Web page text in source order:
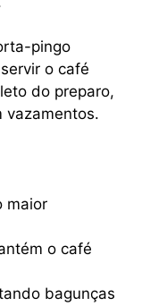
pingo
o café
do preparo,
vazamentos.
maior
o café
bagunças